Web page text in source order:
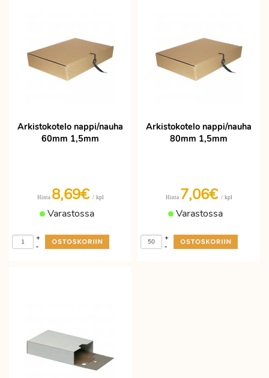
Arkistokotelo nappi/nauha
60mm 1,5mm
Hinta 8,69€ / kpl
Varastossa
-
+
Arkistokotelo nappi/nauha
80mm 1,5mm
Hinta 7,06€ / kpl
Varastossa
-
+